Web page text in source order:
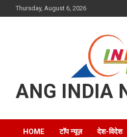
to
Thursday, August 6, 2026
ANG INDIA
HOME टॉप न्यूज़ देश-विदेश